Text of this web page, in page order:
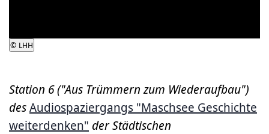
© LHH
Station 6 ("Aus Trümmern zum Wiederaufbau")
desAudiospaziergangs "Maschsee Geschichte
weiterdenken" der Städtischen